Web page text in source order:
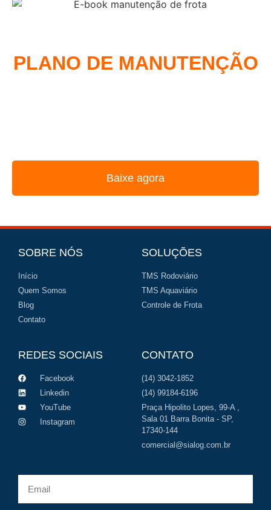
PLANO DE MANUTENÇÃO
Baixe agora
SOBRE NÓS
Início
Quem Somos
Blog
Contato
SOLUÇÕES
TMS Rodoviário
TMS Aquaviário
Controle de Frota
REDES SOCIAIS
Facebook
Linkedin
YouTube
Instagram
CONTATO
(14) 3042-1852
(14) 99184-6196
Praça Hipolito Lopes, 99-A ,
Sala 01 Barra Bonita - SP,
17340-144
comercial@sialog.com.br